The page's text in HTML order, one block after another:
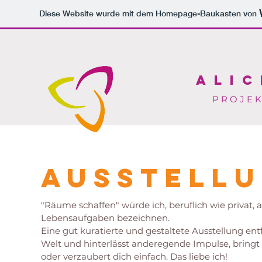
Diese Website wurde mit dem Homepage-Baukasten von
P R O J E
"Räume schaffen" würde ich, beruflich wie privat,
Lebensaufgaben bezeichnen.
Eine gut kuratierte und gestaltete Ausstellung
Welt und hinterlässt anderegende Impulse,
oder verzaubert dich einfach. Das liebe ich!